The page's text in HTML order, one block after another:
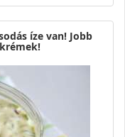
íze van! Jobb